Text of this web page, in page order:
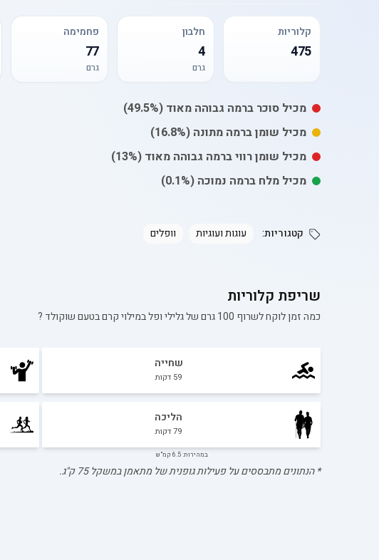
קלוריות
475
חלבון
4
גרם
פחמימה
77
גרם
מכיל סוכר ברמה גבוהה מאוד (49.5%)
מכיל שומןברמה מתונה (16.8%)
מכיל שומן רוויברמה גבוהה מאוד (13%)
מכיל מלח ברמה נמוכה (0.1%)
קטגוריות: עוגות ועוגיות וופלים
שריפת קלוריות
כמה זמן לוקח לשרוף 100 גרם של גלילי ופל במילוי קרם בטעם שוקולד ?
שחייה
59 דקות
הליכה
79דקות
במהירות: 6.5 קמ"ש
* הנתונים מתבססים על פעילות גופנית של מתאמן במשקל75ק"ג.